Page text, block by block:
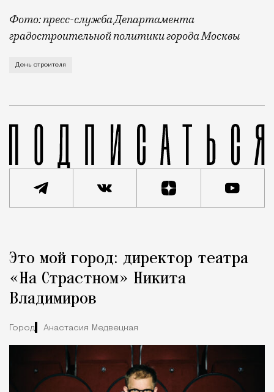
Фото: пресс-служба Департамента
градостроительной политики города Москвы
В этом году профессиональный праздник День
День строителя
Город
Это мой город: директор театра
«На Страстном» Никита
Владимиров
Город Анастасия Медвецкая